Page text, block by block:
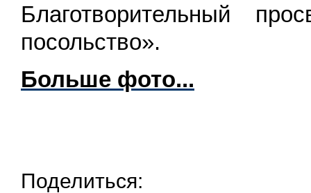
Благотворительный
посольство».
Больше фото...
Поделиться: